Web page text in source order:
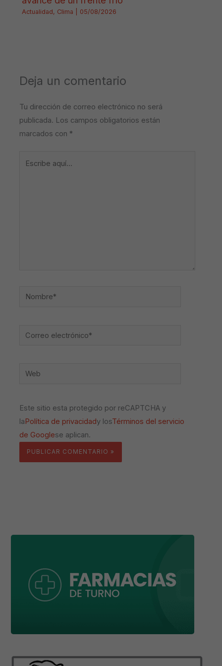
Actualidad, Clima 05/08/2026
Deja un comentario
Tu dirección de correo electrónico no será
publicada. Los campos obligatorios están
marcados con *
Nombre*
Correo
Web
Este sitio esta protegido por reCAPTCHA y
la Política de privacidady losTérminos del servicio
de Googlese aplican.